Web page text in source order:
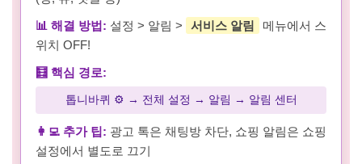
📊 해결 방법: 설정 > 알림 > 서비스 알림
메뉴에서 스
위치 OFF!
🧮 핵심 경로:
톱니바퀴 ⚙️ → 전체 설정 → 알림 → 알림 센터
👩‍💻 추가 팁: 광고 톡은 채팅방 차단, 쇼핑 알림은 쇼핑
설정에서 별도로 끄기